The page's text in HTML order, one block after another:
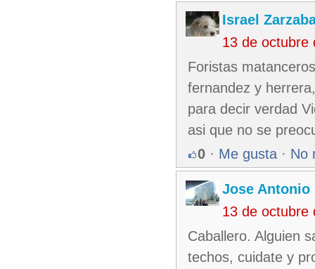
Israel
13 de octubre
Foristas
fernandez y
para decir verdad
asi que no se
0 · Me gusta · No
Jose Antonio
13 de octubre
Caballero. Alguien
techos, cuidate y